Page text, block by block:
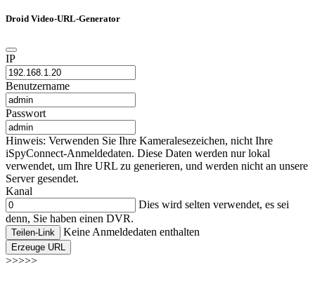
Droid Video-URL-Generator
IP
Benutzername
Passwort
Hinweis: Verwenden Sie Ihre Kameralesezeichen, nicht Ihre
iSpyConnect-Anmeldedaten. Diese Daten werden nur lokal
verwendet, um Ihre URL zu generieren, und werden nicht an unsere
Server gesendet.
Kanal
Dies wird selten verwendet, es sei
denn, Sie haben einen DVR.
Teilen-Link Keine Anmeldedaten enthalten
Erzeuge URL
>>>>>